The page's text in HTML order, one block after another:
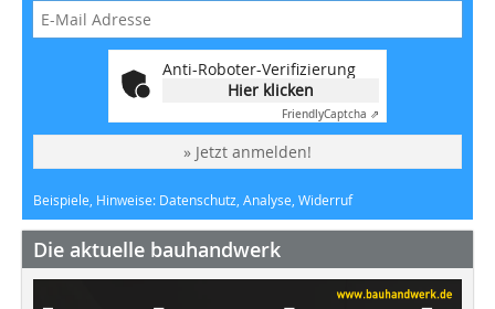
Anti-Roboter-Verifizierung
Hier klicken
FriendlyCaptcha ⇗
» Jetzt anmelden!
Beispiele, Hinweise: Datenschutz, Analyse, Widerruf
Die aktuelle bauhandwerk